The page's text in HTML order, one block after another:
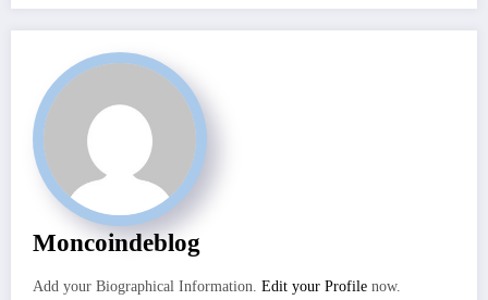
Moncoindeblog
Add your Biographical Information. Edit your Profile now.